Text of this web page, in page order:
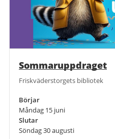
Sommaruppdraget
Friskväderstorgets bibliotek
Börjar
Måndag 15 juni
Slutar
Söndag 30 augusti